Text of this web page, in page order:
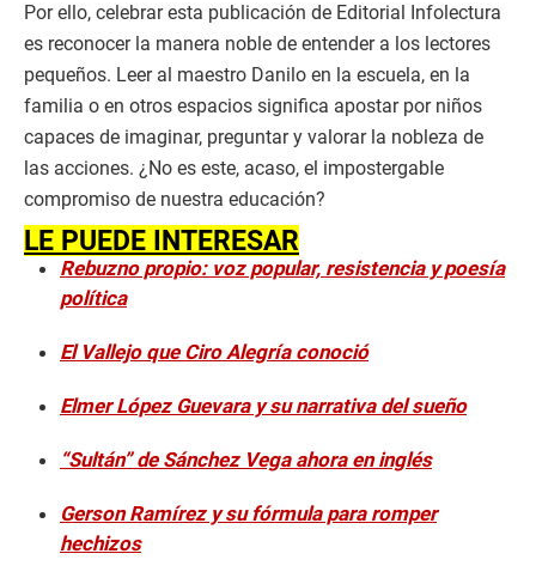
Por ello, celebrar esta publicación de Editorial Infolectura
es reconocer la manera noble de entender a los lectores
pequeños. Leer al maestro Danilo en la escuela, en la
familia o en otros espacios significa apostar por niños
capaces de imaginar, preguntar y valorar la nobleza de
las acciones. ¿No es este, acaso, el impostergable
compromiso de nuestra educación?
LE PUEDE INTERESAR
Rebuzno propio: voz popular, resistencia y poesía
política
El Vallejo que Ciro Alegría conoció
Elmer López Guevara y su narrativa del sueño
“Sultán” de Sánchez Vega ahora en inglés
Gerson Ramírez y su fórmula para romper
hechizos